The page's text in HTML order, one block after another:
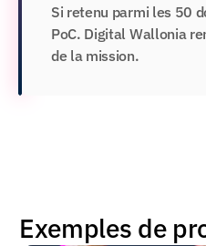
Si retenu parmi les 50
PoC. Digital Wallonia
de la mission.
Exemples de